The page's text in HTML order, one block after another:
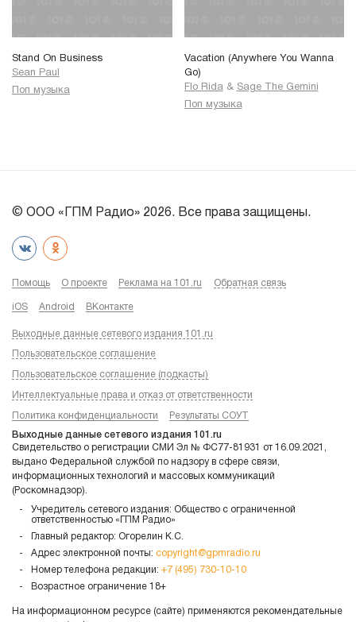
Stand On Business
Sean Paul
Поп музыка
Vacation (Anywhere You Wanna
Go)
Flo Rida & Sage The Gemini
Поп музыка
© ООО «ГПМ Радио» 2026. Все права защищены.
Помощь О проекте Реклама на 101.ru Обратная связь
iOS Android ВКонтакте
Выходные данные сетевого издания 101.ru
Пользовательское соглашение
Пользовательское соглашение (подкасты)
Интеллектуальные права и отказ от ответственности
Политика конфиденциальности Результаты СОУТ
Выходные данные сетевого издания 101.ru
Свидетельство о регистрации СМИ Эл № ФС77-81931 от 16.09.2021,
выдано Федеральной службой по надзору в сфере связи,
информационных технологий и массовых коммуникаций
(Роскомнадзор).
Учредитель сетевого издания: Общество с ограниченной
ответственностью «ГПМ Радио»
Главный редактор: Огорелин К.С.
Адрес электронной почты: copyright@gpmradio.ru
Номер телефона редакции: +7 (495) 730-10-10
Возрастное ограничение 18+
На информационном ресурсе (сайте) применяются рекомендательные